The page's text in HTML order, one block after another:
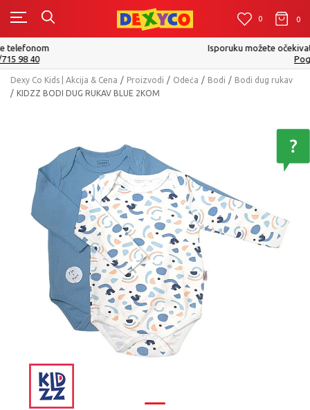
0 0 0
Isporuku možete očekivati u roku od 2 do 4 radna dana!
Dexy Co Kids | Akcija & Cena Proizvodi Odeća Bodi
Bodi dug rukav
KIDZZ BODI DUG RUKAV BLUE 2KOM